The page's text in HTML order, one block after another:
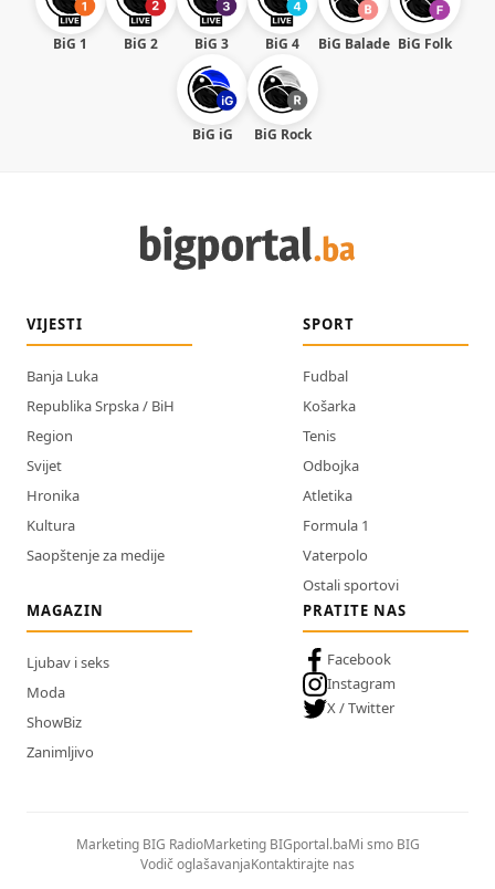
BiG 1 BiG 2 BiG 3 BiG 4 BiG Balade BiG Folk
BiG iG BiG Rock
VIJESTI
Banja Luka
Republika Srpska / BiH
Region
Svijet
Hronika
Kultura
Saopštenje za medije
SPORT
Fudbal
Košarka
Tenis
Odbojka
Atletika
Formula 1
Vaterpolo
Ostali sportovi
MAGAZIN
Ljubav i seks
Moda
ShowBiz
Zanimljivo
PRATITE NAS
Facebook
Instagram
X / Twitter
Marketing BIG RadioMarketing BIGportal.baMi smo BIG
Vodič oglašavanjaKontaktirajte nas